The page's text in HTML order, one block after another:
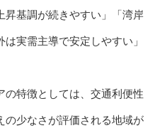
昇基調が続きやすい」「湾岸
実需主導で安定しやすい」
の特徴としては、交通利便性
の少なさが評価される地域が